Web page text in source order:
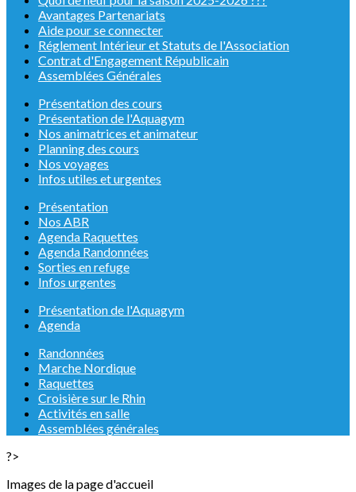
Avantages Partenariats
Aide pour se connecter
Réglement Intérieur et Statuts de l'Association
Contrat d'Engagement Républicain
Assemblées Générales
Présentation des cours
Présentation de l'Aquagym
Nos animatrices et animateur
Planning des cours
Nos voyages
Infos utiles et urgentes
Présentation
Nos ABR
Agenda Raquettes
Agenda Randonnées
Sorties en refuge
Infos urgentes
Présentation de l'Aquagym
Agenda
Randonnées
Marche Nordique
Raquettes
Croisière sur le Rhin
Activités en salle
Assemblées générales
?>
Images de la page d'accueil